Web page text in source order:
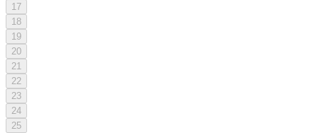
17
18
19
20
21
22
23
24
25